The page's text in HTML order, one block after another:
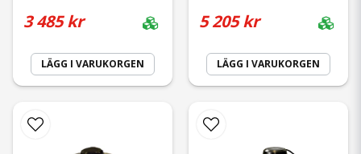
3 485 kr
LÄGG I VARUKORGEN
5 205 kr
LÄGG I VARUKORGEN